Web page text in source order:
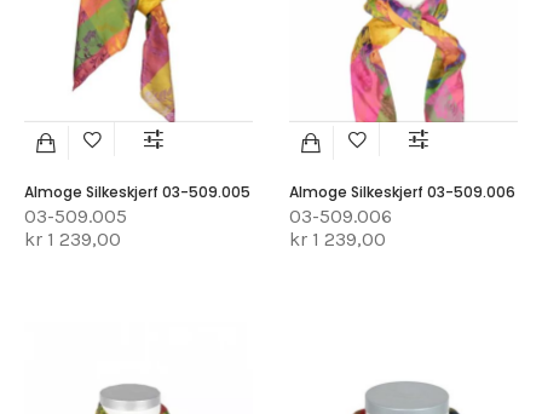
Almoge Silkeskjerf 03-509.005
03-509.005
kr 1 239,00
Almoge Silkeskjerf 03-509.006
03-509.006
kr 1 239,00